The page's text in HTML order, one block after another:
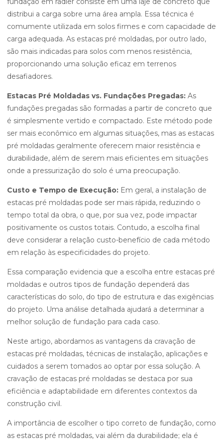
distribui a carga sobre uma área ampla. Essa técnica é
comumente utilizada em solos firmes e com capacidade de
carga adequada. As estacas pré moldadas, por outro lado,
são mais indicadas para solos com menos resistência,
proporcionando uma solução eficaz em terrenos
desafiadores.
Estacas Pré Moldadas vs. Fundações Pregadas: As
fundações pregadas são formadas a partir de concreto que
é simplesmente vertido e compactado. Este método pode
ser mais econômico em algumas situações, mas as estacas
pré moldadas geralmente oferecem maior resistência e
durabilidade, além de serem mais eficientes em situações
onde a pressurização do solo é uma preocupação.
Custo e Tempo de Execução: Em geral, a instalação de
estacas pré moldadas pode ser mais rápida, reduzindo o
tempo total da obra, o que, por sua vez, pode impactar
positivamente os custos totais. Contudo, a escolha final
deve considerar a relação custo-benefício de cada método
em relação às especificidades do projeto.
Essa comparação evidencia que a escolha entre estacas pré
moldadas e outros tipos de fundação dependerá das
características do solo, do tipo de estrutura e das exigências
do projeto. Uma análise detalhada ajudará a determinar a
melhor solução de fundação para cada caso.
Neste artigo, abordamos as vantagens da cravação de
estacas pré moldadas, técnicas de instalação, aplicações e
cuidados a serem tomados ao optar por essa solução. A
cravação de estacas pré moldadas se destaca por sua
eficiência e adaptabilidade em diferentes contextos da
construção civil.
A importância de escolher o tipo correto de fundação, como
as estacas pré moldadas, vai além da durabilidade; ela é